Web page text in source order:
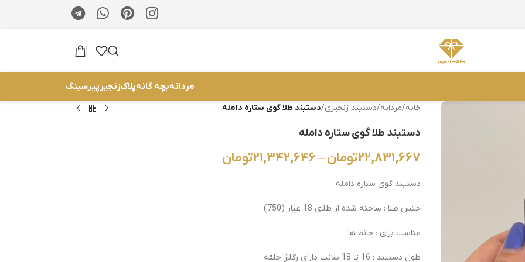
مردانهبچه گانهپلاکزنجیر پیرسینگ
خانه/مردانه/دستبند زنجیری/دستبند طلا گوی ستاره دامله
دستبند طلا گوی ستاره دامله
۲۲,۸۳۱,۶۶۷تومان–۲۱,۳۴۲,۶۴۶تومان
دستبند گوی ستاره دامله
جنس طلا : ساخته شده از طلای 18 عیار (750)
مناسب برای : خانم ها
طول دستبند : 16 تا 18 سانت دارای رگلاژ حلقه